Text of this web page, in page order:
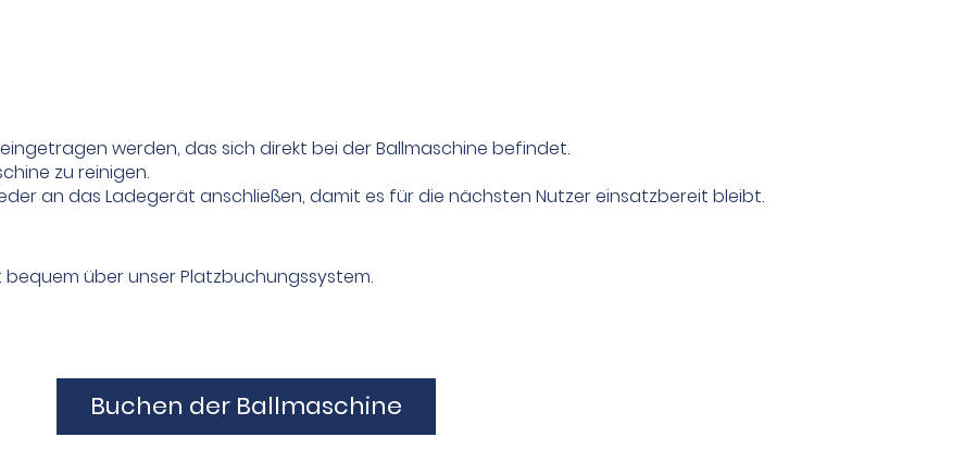
werden, das sich direkt bei der Ballmaschine befindet.
zu reinigen.
an das Ladegerät anschließen, damit es für die nächsten Nutzer einsatzbereit bleibt.
über unser Platzbuchungssystem.
Buchen der Ballmaschine